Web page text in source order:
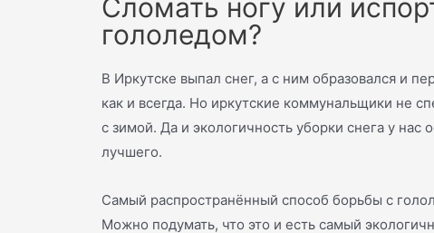
Сломать ногу или
гололедом?
В Иркутске выпал снег, а с ним образовался и
как и всегда. Но иркутские коммунальщики не
с зимой. Да и экологичность уборки снега у нас
лучшего.
Самый распространённый способ борьбы с
Можно подумать, что это и есть самый